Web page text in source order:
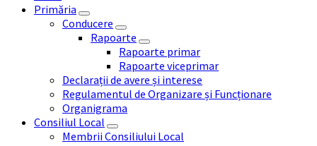
Primăria
Conducere
Rapoarte
Rapoarte primar
Rapoarte viceprimar
Declarații de avere și interese
Regulamentul de Organizare și Funcționare
Organigrama
Consiliul Local
Membrii Consiliului Local